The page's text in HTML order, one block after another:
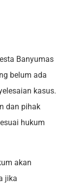
Banyumas
belum ada
kasus.
dan pihak
hukum
akan
jika